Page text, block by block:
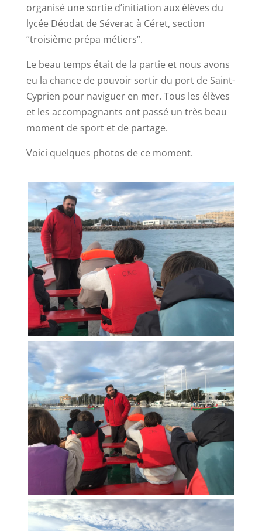
organisé une sortie d’initiation aux élèves du
lycée Déodat de Séverac à Céret, section
“troisième prépa métiers”.
Le beau temps était de la partie et nous avons
eu la chance de pouvoir sortir du port de Saint-
Cyprien pour naviguer en mer. Tous les élèves
et les accompagnants ont passé un très beau
moment de sport et de partage.
Voici quelques photos de ce moment.